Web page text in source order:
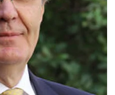
STOLPE STORIES
VIDEOGALLERI
UTMÄRKELSER
ÖVRIGA FORMAT
KONTAKT